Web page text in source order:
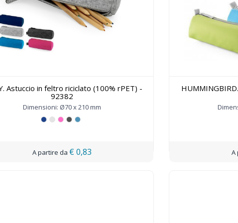
Astuccio in feltro riciclato (100% rPET) -
92382
Dimensioni: Ø70 x 210 mm
€ 0,83